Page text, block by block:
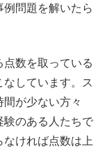
問題を解いたら
数を取っている
なしています。ス
間が少ない方々
験のある人たちで
ければ点数は上